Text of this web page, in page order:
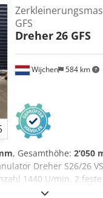
Wijchen 584 km
GFS
Dreher26 GFS
, Gesamthöhe: 2’050
Dreher S26/26
1440 U/min. 2
Austauschbares